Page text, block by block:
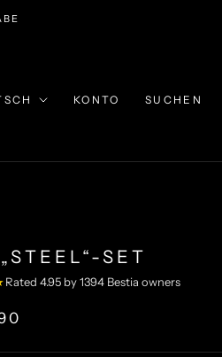
KONTO SUCHEN
SET
Rated 4.95 by 1394 Bestia owners